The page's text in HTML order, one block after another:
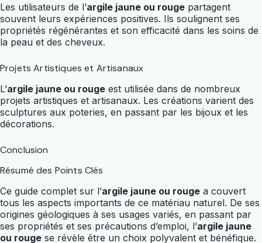
Les utilisateurs de l’argile jaune ou rouge partagent
souvent leurs expériences positives. Ils soulignent ses
propriétés régénérantes et son efficacité dans les soins de
la peau et des cheveux.
Projets Artistiques et Artisanaux
L’argile jaune ou rouge est utilisée dans de nombreux
projets artistiques et artisanaux. Les créations varient des
sculptures aux poteries, en passant par les bijoux et les
décorations.
Conclusion
Résumé des Points Clés
Ce guide complet sur l’argile jaune ou rouge a couvert
tous les aspects importants de ce matériau naturel. De ses
origines géologiques à ses usages variés, en passant par
ses propriétés et ses précautions d’emploi, l’argile jaune
ou rouge se révèle être un choix polyvalent et bénéfique.